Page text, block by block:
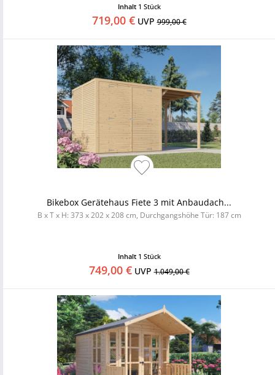
Inhalt 1 Stück
719,00 €UVP999,00 €
Bikebox Gerätehaus Fiete 3 mit Anbaudach...
B x T x H: 373 x 202 x 208 cm, Durchgangshöhe Tür: 187 cm
Inhalt 1 Stück
749,00 €UVP1.049,00 €